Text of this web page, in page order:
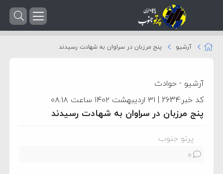
آرشیو پنج مرزبان در سراوان به شهادت رسیدند
آرشیو -حوادث
کد خبر:2634 | ۳۱ اردیبهشت ۱۴۰۲ ساعت ۰۸:۱۸
پنج مرزبان در سراوان به شهادت رسیدند
پرتو جنوب
0